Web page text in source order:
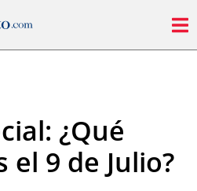
¿Qué
9 de Julio?